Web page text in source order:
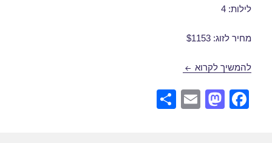
לילות: 4
מחיר לזוג: $1153
להמשיך לקרוא דילים לרודוס הכל כלול ביוני 25/06/2017
F
M
E